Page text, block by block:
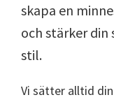
skapa en
och stärker din
stil.
Vi sätter alltid